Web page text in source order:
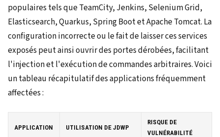
populaires tels que TeamCity, Jenkins, Selenium Grid,
Elasticsearch, Quarkus, Spring Boot et Apache Tomcat. La
configuration incorrecte ou le fait de laisser ces services
exposés peut ainsi ouvrir des portes dérobées, facilitant
l'injection et l'exécution de commandes arbitraires. Voici
un tableau récapitulatif des applications fréquemment
affectées :
APPLICATION UTILISATION DE JDWP
RISQUE DE
VULNÉRABILITÉ